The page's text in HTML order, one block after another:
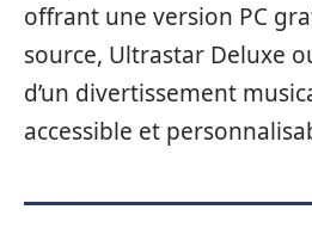
offrant une version PC
source, Ultrastar Deluxe
d’un divertissement
accessible et